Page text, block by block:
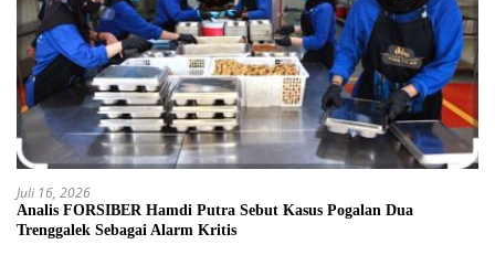
Juli 16, 2026
Analis FORSIBER Hamdi Putra Sebut Kasus Pogalan Dua
Trenggalek Sebagai Alarm Kritis